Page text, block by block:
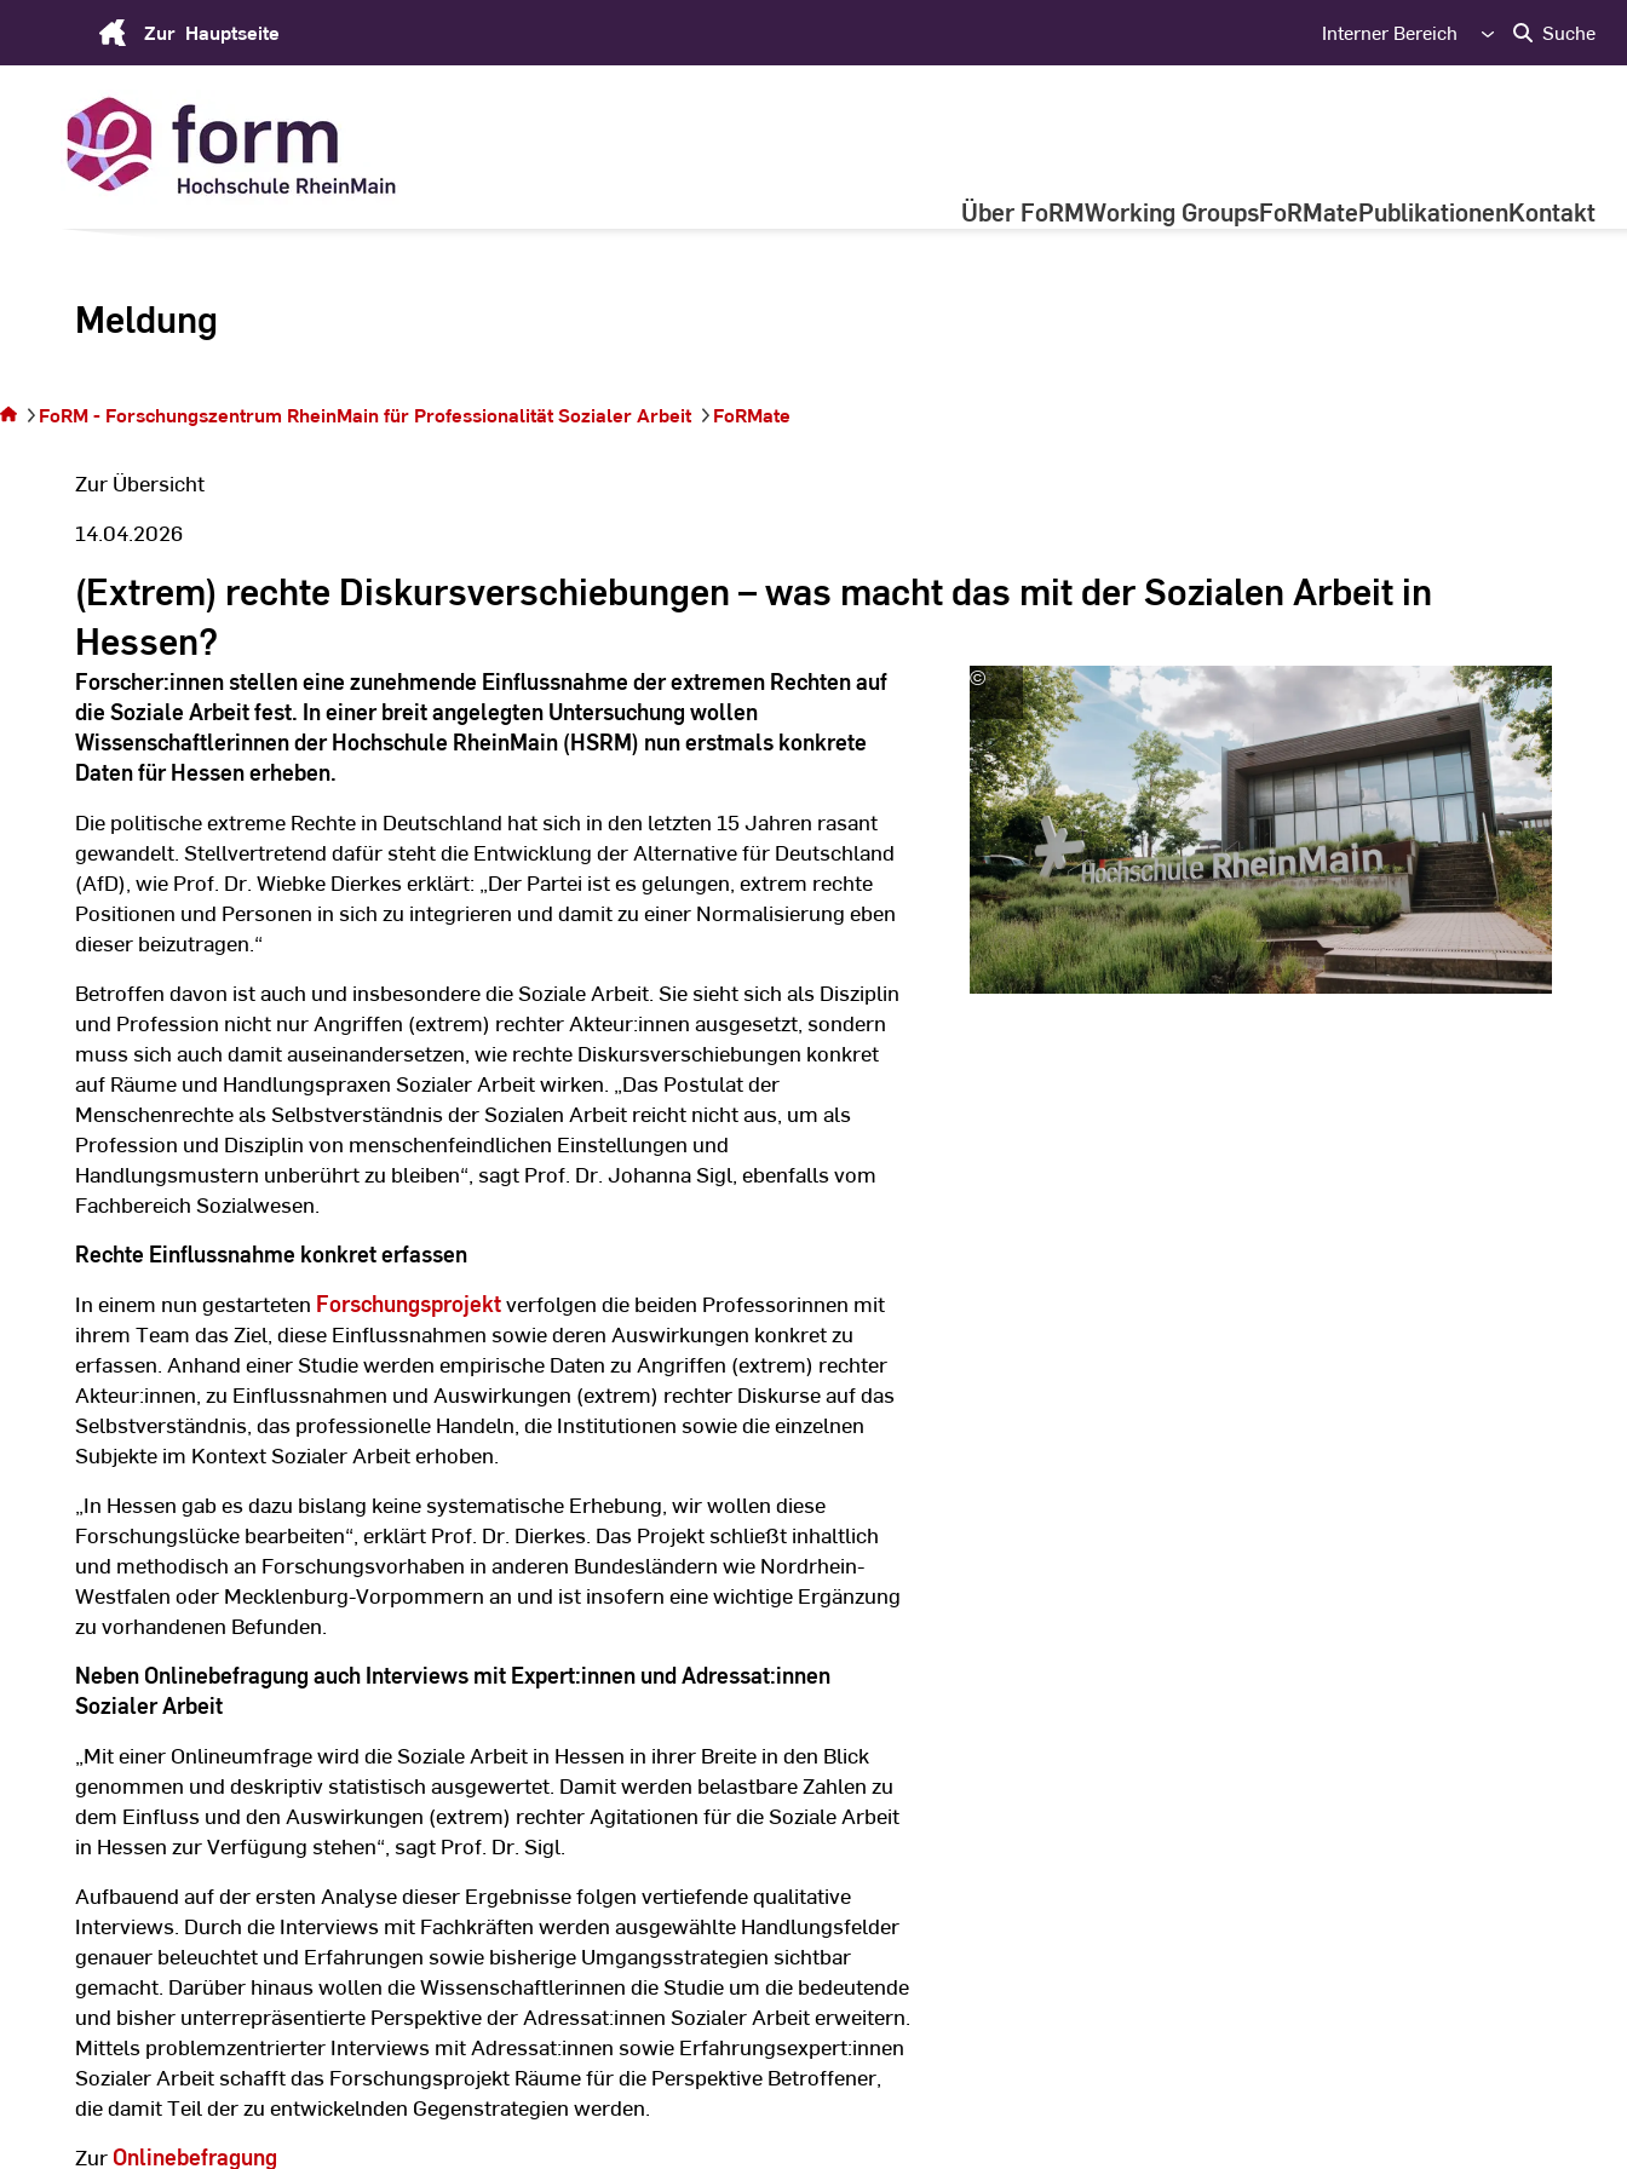
Zur Hauptseite Interner Bereich Suche
Über FoRMWorking GroupsFoRMatePublikationenKontakt
Meldung
sich aufFoRM - Forschungszentrum RheinMain für Professionalität ­Sozialer ­Arbeit FoRMate
Zur Übersicht
14.04.2026
(Extrem) rechte Diskursverschiebungen – was macht das mit der Sozialen Arbeit in
Hessen?
©
Kira
Jacobi
Forscher:innen stellen eine zunehmende Einflussnahme der extremen Rechten auf
die Soziale Arbeit fest. In einer breit angelegten Untersuchung wollen
Wissenschaftlerinnen der Hochschule RheinMain (HSRM) nun erstmals konkrete
Daten für Hessen erheben.
Die politische extreme Rechte in Deutschland hat sich in den letzten 15 Jahren rasant
gewandelt. Stellvertretend dafür steht die Entwicklung der Alternative für Deutschland
(AfD), wie Prof. Dr. Wiebke Dierkes erklärt: „Der Partei ist es gelungen, extrem rechte
Positionen und Personen in sich zu integrieren und damit zu einer Normalisierung eben
dieser beizutragen.“
Betroffen davon ist auch und insbesondere die Soziale Arbeit. Sie sieht sich als Disziplin
und Profession nicht nur Angriffen (extrem) rechter Akteur:innen ausgesetzt, sondern
muss sich auch damit auseinandersetzen, wie rechte Diskursverschiebungen konkret
auf Räume und Handlungspraxen Sozialer Arbeit wirken. „Das Postulat der
Menschenrechte als Selbstverständnis der Sozialen Arbeit reicht nicht aus, um als
Profession und Disziplin von menschenfeindlichen Einstellungen und
Handlungsmustern unberührt zu bleiben“, sagt Prof. Dr. Johanna Sigl, ebenfalls vom
Fachbereich Sozialwesen.
Rechte Einflussnahme konkret erfassen
In einem nun gestarteten Forschungsprojektverfolgen die beiden Professorinnen mit
ihrem Team das Ziel, diese Einflussnahmen sowie deren Auswirkungen konkret zu
erfassen. Anhand einer Studie werden empirische Daten zu Angriffen (extrem) rechter
Akteur:innen, zu Einflussnahmen und Auswirkungen (extrem) rechter Diskurse auf das
Selbstverständnis, das professionelle Handeln, die Institutionen sowie die einzelnen
Subjekte im Kontext Sozialer Arbeit erhoben.
„In Hessen gab es dazu bislang keine systematische Erhebung, wir wollen diese
Forschungslücke bearbeiten“, erklärt Prof. Dr. Dierkes. Das Projekt schließt inhaltlich
und methodisch an Forschungsvorhaben in anderen Bundesländern wie Nordrhein-
Westfalen oder Mecklenburg-Vorpommern an und ist insofern eine wichtige Ergänzung
zu vorhandenen Befunden.
Neben Onlinebefragung auch Interviews mit Expert:innen und Adressat:innen
Sozialer Arbeit
„Mit einer Onlineumfrage wird die Soziale Arbeit in Hessen in ihrer Breite in den Blick
genommen und deskriptiv statistisch ausgewertet. Damit werden belastbare Zahlen zu
dem Einfluss und den Auswirkungen (extrem) rechter Agitationen für die Soziale Arbeit
in Hessen zur Verfügung stehen“, sagt Prof. Dr. Sigl.
Aufbauend auf der ersten Analyse dieser Ergebnisse folgen vertiefende qualitative
Interviews. Durch die Interviews mit Fachkräften werden ausgewählte Handlungsfelder
genauer beleuchtet und Erfahrungen sowie bisherige Umgangsstrategien sichtbar
gemacht. Darüber hinaus wollen die Wissenschaftlerinnen die Studie um die bedeutende
und bisher unterrepräsentierte Perspektive der Adressat:innen Sozialer Arbeit erweitern.
Mittels problemzentrierter Interviews mit Adressat:innen sowie Erfahrungsexpert:innen
Sozialer Arbeit schafft das Forschungsprojekt Räume für die Perspektive Betroffener,
die damit Teil der zu entwickelnden Gegenstrategien werden.
Zur Onlinebefragung